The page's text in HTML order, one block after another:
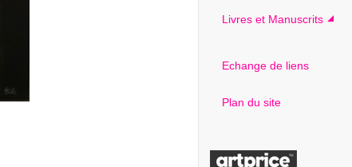
Livres et Manuscrits
Echange de liens
Plan du site